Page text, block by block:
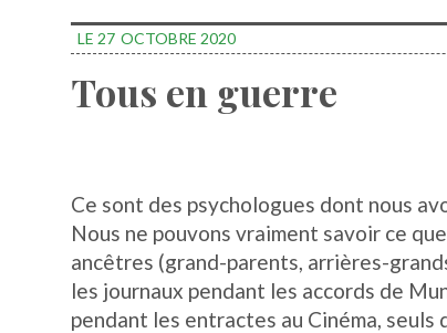
LE 27 OCTOBRE 2020
Tous en guerre
Ce sont des psychologues dont nous
Nous ne pouvons vraiment savoir ce
ancêtres (grand-parents, arrières-
les journaux pendant les accords de
pendant les entractes au Cinéma, seuls